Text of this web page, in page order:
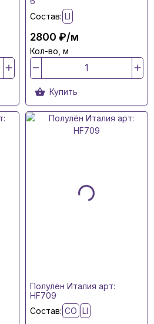
Состав: LI
2800 ₽/м
Кол-во, м
Купить
Полулён Италия арт:
HF709
Состав: CO LI